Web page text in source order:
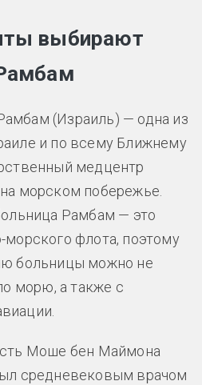
выбирают
(Израиль) — одна из
и по всему Ближнему
медцентр
морском побережье.
Рамбам — это
морского флота, поэтому
больницы можно не
морю, а также с
Моше бен Маймона
средневековым врачом